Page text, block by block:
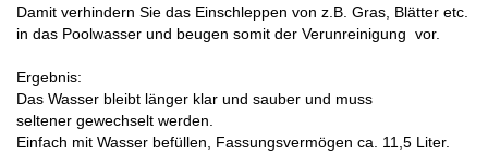
Damit verhindern Sie das Einschleppen von z.B. Gras, Blätter etc.
in das Poolwasser und beugen somit der Verunreinigung vor.
Ergebnis:
Das Wasser bleibt länger klar und sauber und muss
seltener gewechselt werden.
Einfach mit Wasser befüllen, Fassungsvermögen ca. 11,5 Liter.